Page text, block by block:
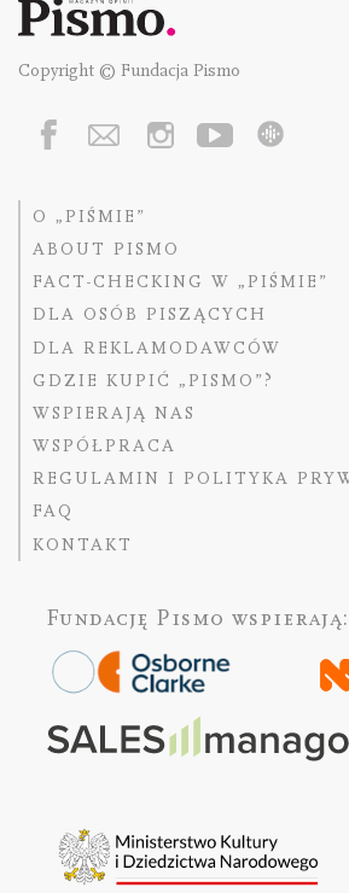
Copyright © Fundacja Pismo
O „PIŚMIE”
ABOUT PISMO
FACT-CHECKING W „PIŚMIE”
DLA OSÓB PISZĄCYCH
DLA REKLAMODAWCÓW
GDZIE KUPIĆ „PISMO”?
WSPIERAJĄ NAS
WSPÓŁPRACA
REGULAMIN I POLITYKA
FAQ
KONTAKT
Fundację Pismo wspierają: